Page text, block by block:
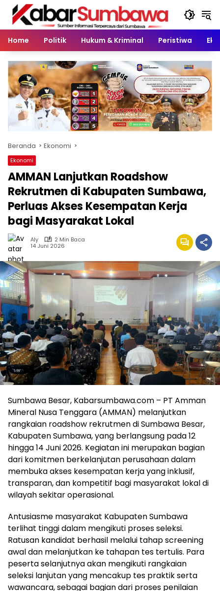
Langsung
konten
Home
Politik Hukum & Kriminal Peristiwa
Beranda Ekonomi
Ekonomi
AMMAN Lanjutkan Roadshow
Rekrutmen di Kabupaten Sumbawa,
Perluas Akses Kesempatan Kerja
bagi Masyarakat Lokal
Aly
2 Min Baca
14 Juni 2026
Sumbawa Besar, Kabarsumbawa.com – PT Amman
Mineral Nusa Tenggara (AMMAN) melanjutkan
rangkaian roadshow rekrutmen di Sumbawa Besar,
Kabupaten Sumbawa, yang berlangsung pada 12
hingga 14 Juni 2026. Kegiatan ini merupakan bagian
dari komitmen berkelanjutan perusahaan dalam
membuka akses kesempatan kerja yang inklusif,
transparan, dan kompetitif bagi masyarakat lokal di
wilayah sekitar operasional.
Antusiasme masyarakat Kabupaten Sumbawa
terlihat tinggi dalam mengikuti proses seleksi.
Ratusan kandidat berhasil melalui tahap screening
awal dan melanjutkan ke tahapan tes tertulis. Para
peserta selanjutnya akan mengikuti rangkaian
seleksi lanjutan yang mencakup tes praktik serta
wawancara, sebagai bagian dari proses penilaian